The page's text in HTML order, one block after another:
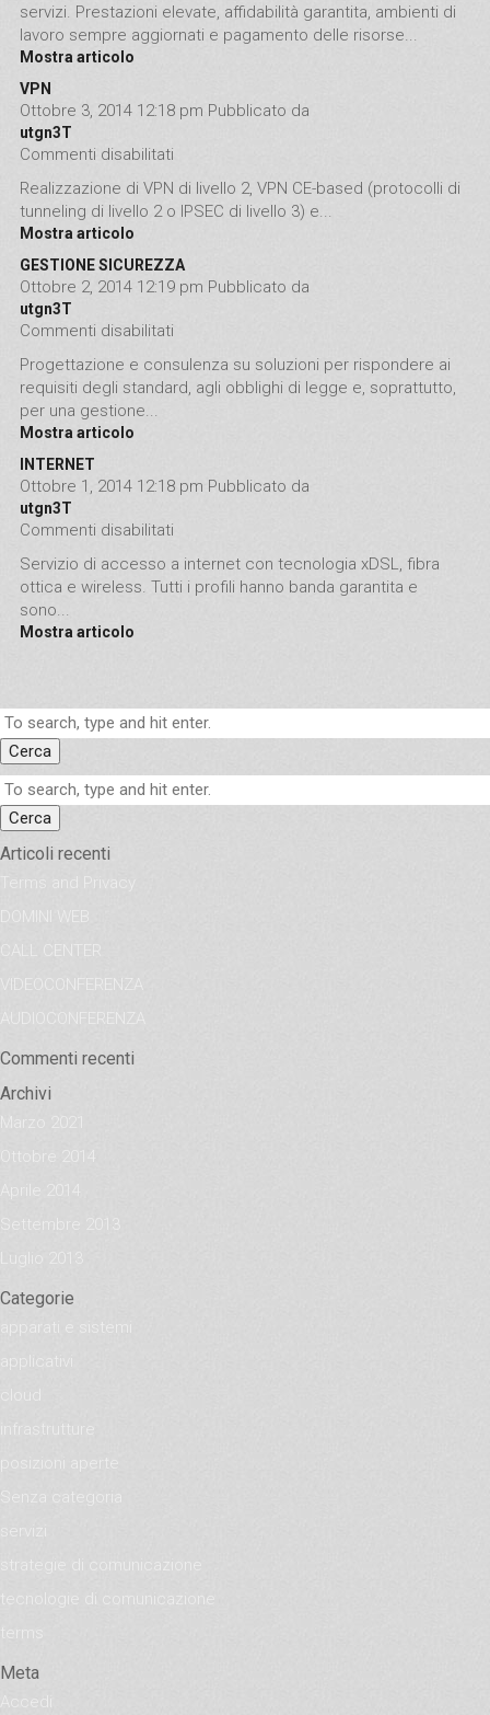
servizi. Prestazioni elevate, affidabilità garantita, ambienti di
lavoro sempre aggiornati e pagamento delle risorse...
Mostra articolo
VPN
Ottobre 3, 2014 12:18 pm Pubblicato da
utgn3T
Commenti disabilitati
Realizzazione di VPN di livello 2, VPN CE-based (protocolli di
tunneling di livello 2 o IPSEC di livello 3) e...
Mostra articolo
GESTIONE SICUREZZA
Ottobre 2, 2014 12:19 pm Pubblicato da
utgn3T
Commenti disabilitati
Progettazione e consulenza su soluzioni per rispondere ai
requisiti degli standard, agli obblighi di legge e, soprattutto,
per una gestione...
Mostra articolo
INTERNET
Ottobre 1, 2014 12:18 pm Pubblicato da
utgn3T
Commenti disabilitati
Servizio di accesso a internet con tecnologia xDSL, fibra
ottica e wireless. Tutti i profili hanno banda garantita e
sono...
Mostra articolo
Cerca
Cerca
Articoli recenti
Terms and Privacy
DOMINI WEB
CALL CENTER
VIDEOCONFERENZA
AUDIOCONFERENZA
Commenti recenti
Archivi
Marzo 2021
Ottobre 2014
Settembre 2013
Luglio 2013
Categorie
apparati e sistemi
applicativi
infrastrutture
Senza categoria
servizi
strategie di comunicazione
tecnologie di comunicazione
Meta
Accedi